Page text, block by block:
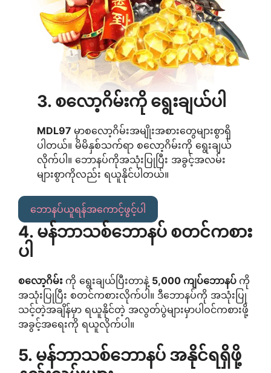
3. စလော့ဂိမ်းကို ရွေးချယ်ပါ
MDL97 မှာစလော့ဂိမ်းအမျိုးအစားတွေများစွာရှိ
ပါတယ်။ မိမိနှစ်သက်ရာ စလော့ဂိမ်းကို ရွေးချယ်
လိုက်ပါ။ ဘောနပ်ကိုအသုံးပြုပြီး အခွင့်အလမ်း
များစွာကိုလည်း ရယူနိုင်ပါတယ်။
ဘောနပ်ယူရန်အကောင့်ဖွင့်ပါ
4. မန်ဘာသစ်ဘောနပ် စတင်ကစား
ပါ
စလော့ဂိမ်း ကို ရွေးချယ်ပြီးတာနဲ့ 5,000 ကျပ်ဘောနပ် ကို
အသုံးပြုပြီး စတင်ကစားလိုက်ပါ။ ဒီဘောနပ်ကို အသုံးပြု
သင့်တဲ့အချိန်မှာ ရယူနိုင်တဲ့ အလွတ်ပွဲများမှာပါဝင်ကစားဖို့
အခွင့်အရေးကို ရယူလိုက်ပါ။
5. မန်ဘာသစ်ဘောနပ် အနိုင်ရရှိဖို့